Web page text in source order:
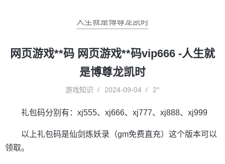
人生就是博尊龙凯时
网页游戏**码 网页游戏**码vip666 -人生就
是博尊龙凯时
游戏知识 2024-09-04 2°
礼包码分别有：xj555、xj666、xj777、xj888、xj999
以上礼包码是仙剑炼妖录（gm免费直充）这个版本可以
领取。